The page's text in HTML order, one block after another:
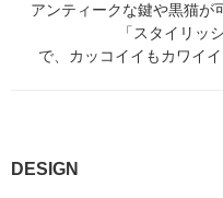
アンティークな鍵や黒猫が
「スタイリッ
で、カッコイイもカワイ
DESIGN